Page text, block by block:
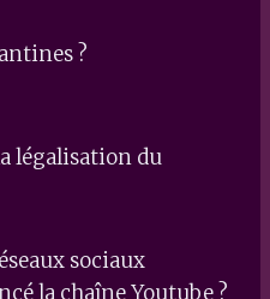
?
légalisation du
sociaux
la chaîne Youtube ?